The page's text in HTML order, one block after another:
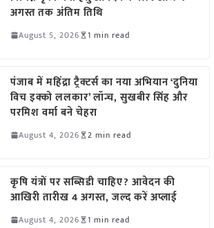
अगस्त तक अंतिम तिथि
August 5, 2026 1 min read
पंजाब में महिंद्रा ट्रैक्टर्स का नया अभियान ‘दुनिया
विच इक्को ललकार’ लॉन्च, सुखबीर सिंह और
परमिश वर्मा बने चेहरा
August 4, 2026 2 min read
कृषि यंत्रों पर सब्सिडी चाहिए? आवेदन की
आखिरी तारीख 4 अगस्त, जल्द करें अप्लाई
August 4, 2026 1 min read